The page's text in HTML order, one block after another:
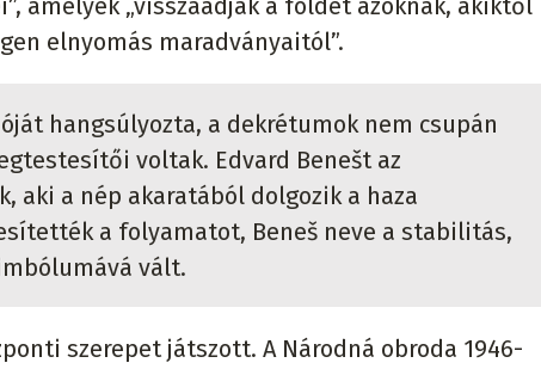
amelyek „visszaadják a földet azoknak, akiktől
elnyomás maradványaitól”.
hangsúlyozta, a dekrétumok nem csupán
voltak. Edvard Benešt az
aki a nép akaratából dolgozik a haza
a folyamatot, Beneš neve a stabilitás,
vált.
szerepet játszott. A Národná obroda 1946-